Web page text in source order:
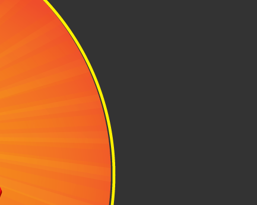
gian ở đây
nên chất
giãn là
ghé lại là